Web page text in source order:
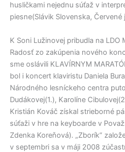
husličkami nejednu súťaž v
piesne(Slávik Slovenska, Červené
K Soni Lužinovej pribudla na LDO
Radosť zo zakúpenia nového
sme oslávili KLAVÍRNYM
bol i koncert klaviristu Daniela
Národného lesníckeho centra
Dudákovej(1.), Karolíne
Kristián Kováč získal strieborné
súťaži v hre na keyboarde v
Zdenka Koreňová). „Zborík“
v septembri sa v máji 2008